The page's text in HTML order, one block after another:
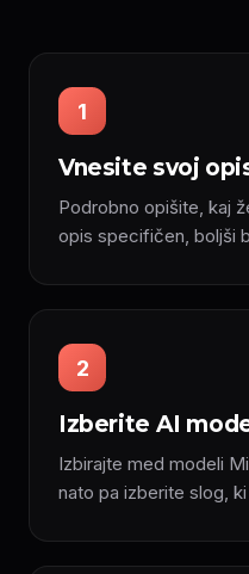
1
Vnesite svoj
Podrobno opišite, kaj
opis specifičen, boljši
2
Izberite AI
Izbirajte med modeli
nato pa izberite slog,